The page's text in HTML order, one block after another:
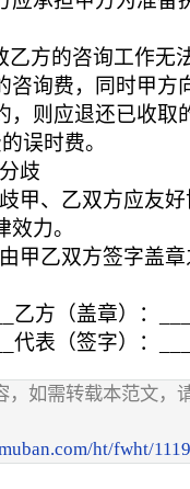
乙方的咨询工作无
咨询费，同时甲方
，则应退还已收取
误时费。
歧
甲、乙双方应友
力。
甲乙双方签字盖
乙方（盖章）：
代表（签字）：
，如需转载本范文，
ht/fwht/